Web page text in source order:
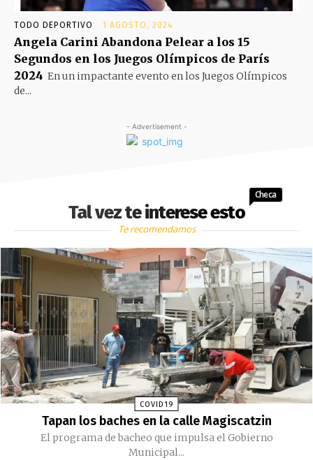
TODO DEPORTIVO 1 AGOSTO, 2024
Angela Carini Abandona Pelear a los 15
Segundos en los Juegos Olímpicos de París
2024 En un impactante evento en los Juegos Olímpicos
de...
- Advertisement -
Tal vez te interese esto
Checa
Te recomendamos
COVID19
Tapan los baches en la calle Magiscatzin
El programa de bacheo que impulsa el Gobierno
Municipal...